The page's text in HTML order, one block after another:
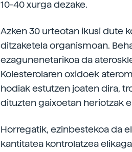
10-40 xurga dezake.
Azken 30 urteotan ikusi dute
ditzaketela organismoan.
ezagunenetarikoa da
Kolesterolaren oxidoek
hodiak estutzen joaten dira,
dituzten gaixoetan heriotzak
Horregatik, ezinbestekoa da
kantitatea kontrolatzea